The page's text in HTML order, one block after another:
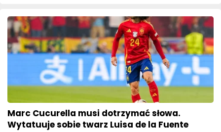
Marc Cucurella musi dotrzymać słowa.
Wytatuuje sobie twarz Luisa de la Fuente